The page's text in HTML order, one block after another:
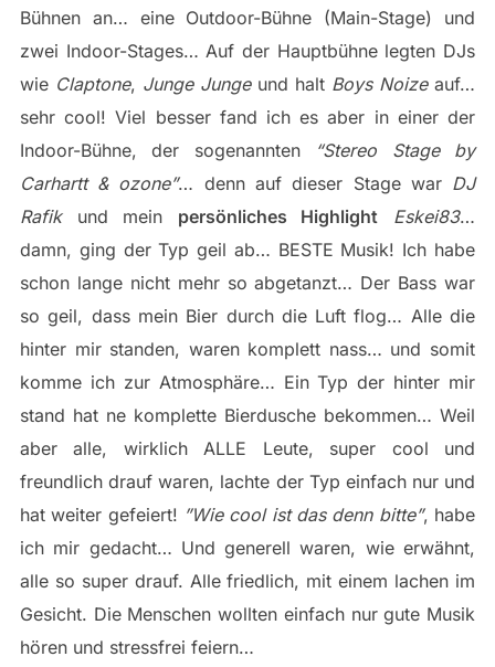
Bühnen an… eine Outdoor-Bühne (Main-Stage) und
zwei Indoor-Stages… Auf der Hauptbühne legten DJs
wie Claptone, Junge Jungeund halt Boys Noizeauf…
sehr cool! Viel besser fand ich es aber in einer der
Indoor-Bühne, der sogenannten
“Stereo Stage by
Carhartt & ozone”… denn auf dieser Stage war DJ
Rafikund mein persönliches Highlight Eskei83…
damn, ging der Typ geil ab… BESTE Musik! Ich habe
schon lange nicht mehr so abgetanzt… Der Bass war
so geil, dass mein Bier durch die Luft flog… Alle die
hinter mir standen, waren komplett nass… und somit
komme ich zur Atmosphäre… Ein Typ der hinter mir
stand hat ne komplette Bierdusche bekommen… Weil
aber alle, wirklich ALLE Leute, super cool und
freundlich drauf waren, lachte der Typ einfach nur und
hat weiter gefeiert! ”Wie cool ist das denn bitte”, habe
ich mir gedacht… Und generell waren, wie erwähnt,
alle so super drauf. Alle friedlich, mit einem lachen im
Gesicht. Die Menschen wollten einfach nur gute Musik
hören und stressfrei feiern…